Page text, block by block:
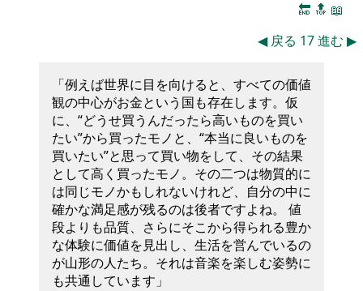
🔚 🔝 📖
◀ 戻る 17進む ▶
「例えば世界に目を向けると、すべての価値
観の中心がお金という国も存在します。仮
に、“どうせ買うんだったら高いものを買い
たい”から買ったモノと、“本当に良いものを
買いたい”と思って買い物をして、その結果
として高く買ったモノ。その二つは物質的に
は同じモノかもしれないけれど、自分の中に
確かな満足感が残るのは後者ですよね。 値
段よりも品質、さらにそこから得られる豊か
な体験に価値を見出し、生活を営んでいるの
が山形の人たち。それは音楽を楽しむ姿勢に
も共通しています」